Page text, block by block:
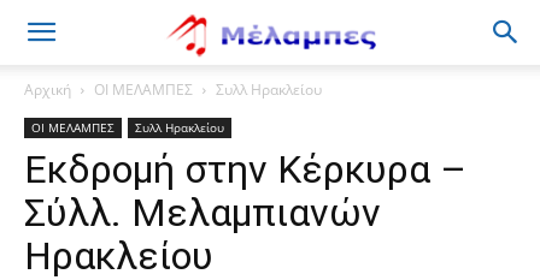
Μέλαμπες
Αρχική ΟΙ ΜΕΛΑΜΠΕΣ Συλλ Ηρακλείου
ΟΙ ΜΕΛΑΜΠΕΣ Συλλ Ηρακλείου
Εκδρομή στην Κέρκυρα –
Σύλλ. Μελαμπιανών
Ηρακλείου